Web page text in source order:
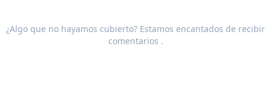
¿Algo que no hayamos cubierto? Estamos encantados de recibir
comentarios .